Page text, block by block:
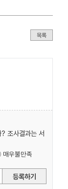
목록
조사결과는 서
매우불만족
등록하기